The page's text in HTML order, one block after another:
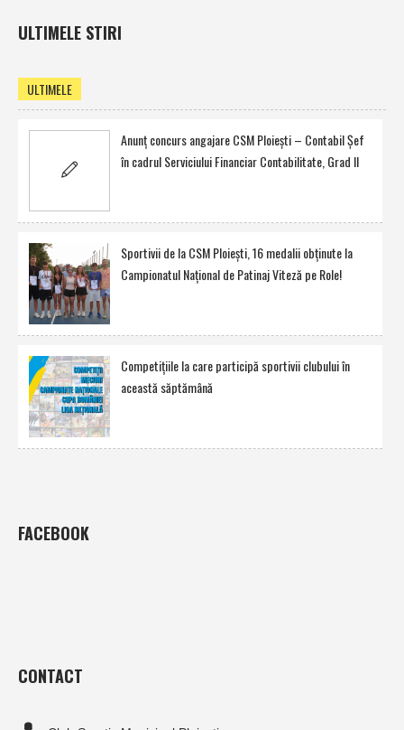
ULTIMELE STIRI
ULTIMELE
Anunţ concurs angajare CSM Ploieşti – Contabil Şef
în cadrul Serviciului Financiar Contabilitate, Grad II
Sportivii de la CSM Ploieşti, 16 medalii obţinute la
Campionatul Naţional de Patinaj Viteză pe Role!
Competiţiile la care participă sportivii clubului în
această săptămână
FACEBOOK
CONTACT